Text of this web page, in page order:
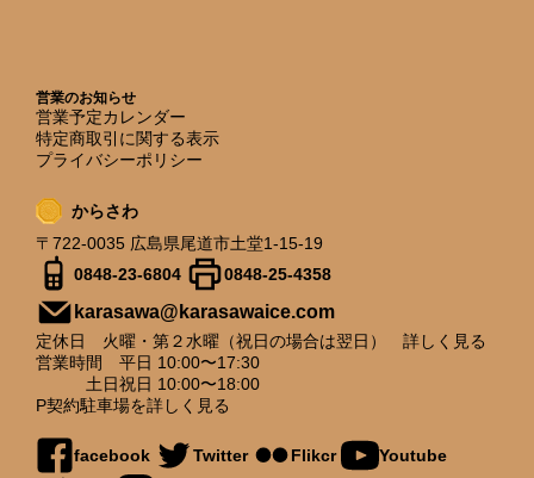
営業のお知らせ
営業予定カレンダー
特定商取引に関する表示
プライバシーポリシー
からさわ
〒722-0035 広島県尾道市土堂1-15-19
0848-23-6804
0848-25-4358
karasawa@karasawaice.com
定休日 火曜・第２水曜（祝日の場合は翌日）
詳しく見る
営業時間 平日 10:00〜17:30
土日祝日 10:00〜18:00
P契約駐車場を詳しく見る
facebook Twitter Flikcr Youtube